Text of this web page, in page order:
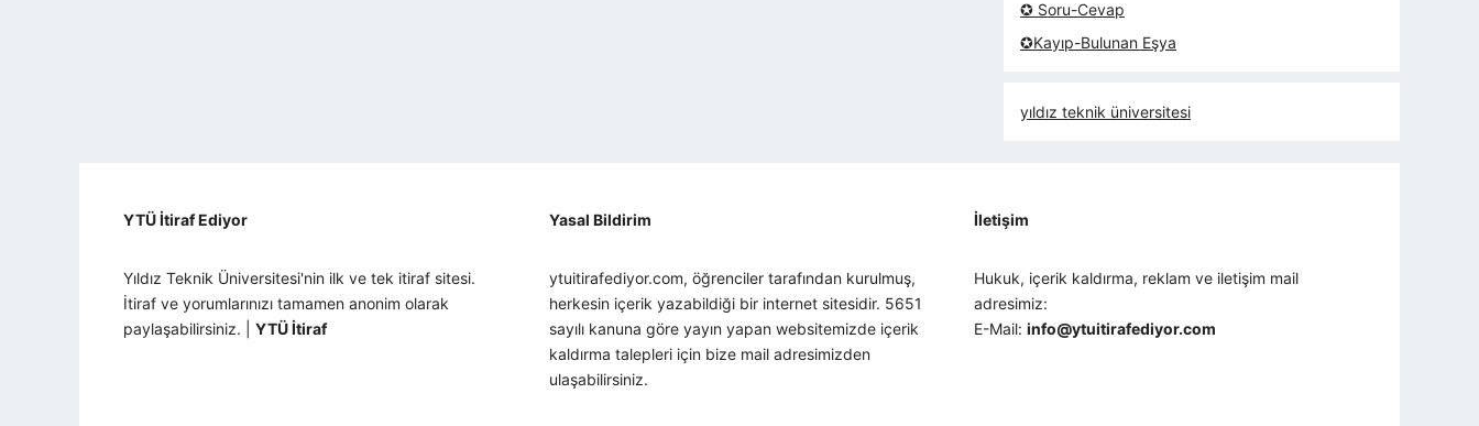
✪ Soru-Cevap
✪Kayıp-Bulunan Eşya
yıldız teknik üniversitesi
YTÜ İtiraf Ediyor
Yıldız Teknik Üniversitesi'nin ilk ve tek itiraf sitesi.
İtiraf ve yorumlarınızı tamamen anonim olarak
paylaşabilirsiniz. | YTÜ İtiraf
Yasal Bildirim
ytuitirafediyor.com, öğrenciler tarafından kurulmuş,
herkesin içerik yazabildiği bir internet sitesidir. 5651
sayılı kanuna göre yayın yapan websitemizde içerik
kaldırma talepleri için bize mail adresimizden
ulaşabilirsiniz.
İletişim
Hukuk, içerik kaldırma, reklam ve iletişim mail
adresimiz:
E-Mail:info@ytuitirafediyor.com